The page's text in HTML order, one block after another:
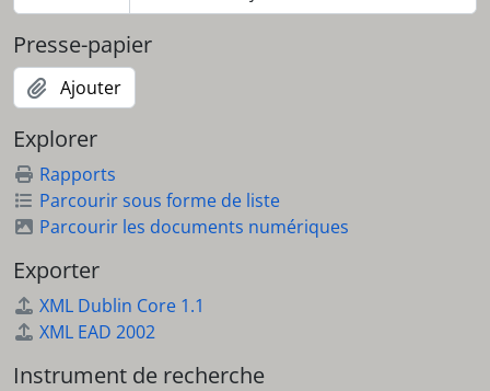
Presse-papier
Ajouter
Explorer
Rapports
Parcourir sous forme de liste
Parcourir les documents numériques
Exporter
XML Dublin Core 1.1
XML EAD 2002
Instrument de recherche